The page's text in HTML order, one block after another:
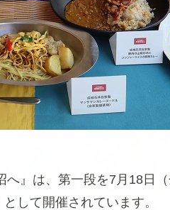
へ』は、第一段を7月18日
して開催されています。